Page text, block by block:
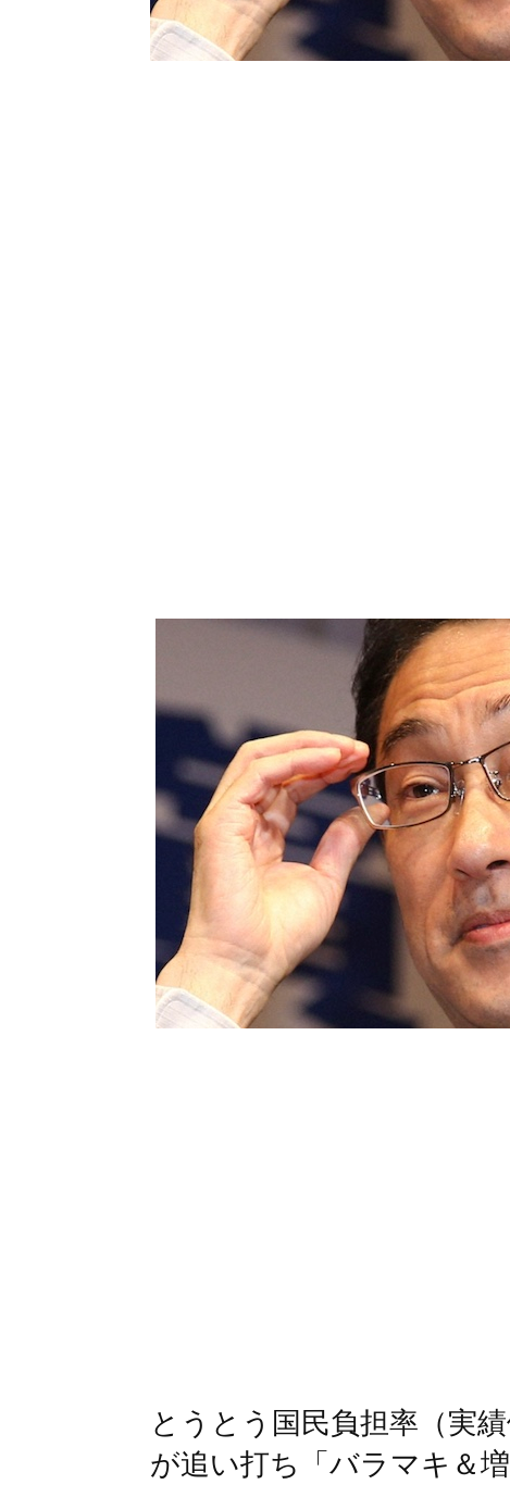
とうとう国民負担率（実
が追い打ち「バラマキ＆